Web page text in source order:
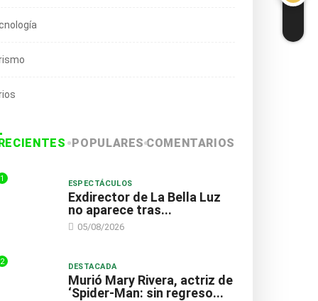
POPULARESCOMENTARIOS
1
ESPECTÁCULOS
Exdirector de La Bella Luz
no aparece tras...
05/08/2026
2
DESTACADA
Murió Mary Rivera, actriz de
‘Spider-Man: sin regreso...